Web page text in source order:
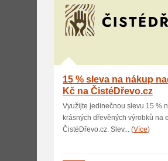
15 % sleva na nákup
Kč na ČistéDřevo.cz
Využijte jedinečnou slevu 15 %
krásných dřevěných výrobků na
ČistéDřevo.cz. Slev... (Více)